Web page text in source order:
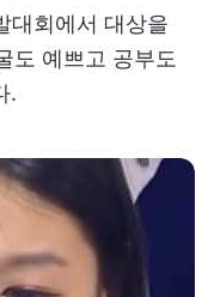
대회에서 대상을
도 예쁘고 공부도
.